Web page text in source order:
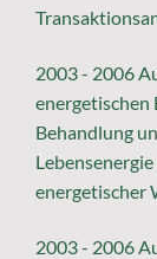
2003 - 2006
energetischen
Behandlung
energetischer
2003 - 2006